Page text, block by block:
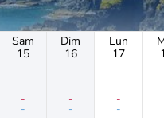
Sam
15
-
-
Dim
16
-
-
Lun
17
-
-